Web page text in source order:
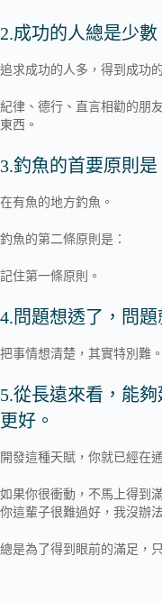
2.成功的人總是少數
追求成功的人多，得到成功
紀律、德行、直言相勸的朋
東西。
3.釣魚的首要原則是
在有魚的地方釣魚。
釣魚的第二條原則是：
記住第一條原則。
4.問題想透了，問題
把事情想清楚，其實特別難。
5.從長遠來看，能
更好。
開發這種天賦，你就已經在
如果你很衝動，不馬上得到
你這輩子很難過好，我沒辦
總是為了得到眼前的滿足，